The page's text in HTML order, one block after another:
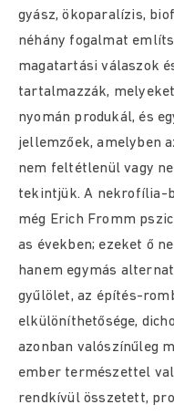
gyász, ökoparalízis,
néhány fogalmat
magatartási válaszok
tartalmazzák,
nyomán produkál, és
jellemzőek, amelyben
nem feltétlenül vagy
tekintjük. A nekrofília-
még Erich Fromm
as években; ezeket ő
hanem egymás
gyűlölet, az építés-
elkülöníthetősége,
azonban valószínűleg
ember természettel
rendkívül összetett,